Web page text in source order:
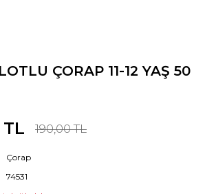
ÇORAP 11-12 YAŞ 50
190,00 TL
Çorap
74531